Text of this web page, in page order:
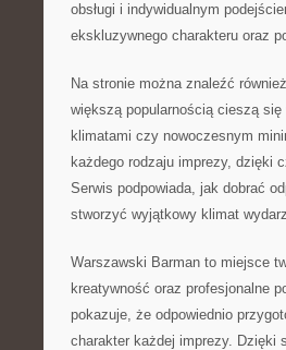
obsługi i indywidualnym
ekskluzywnego charakteru oraz
Na stronie można znaleźć
większą popularnością cieszą
klimatami czy nowoczesnym
każdego rodzaju imprezy, dzięki
Serwis podpowiada, jak dobrać
stworzyć wyjątkowy klimat
Warszawski Barman to miejsce
kreatywność oraz profesjonalne
pokazuje, że odpowiednio
charakter każdej imprezy. Dzięki